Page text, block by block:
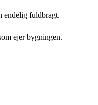
endelig fuldbragt.
ejer bygningen.